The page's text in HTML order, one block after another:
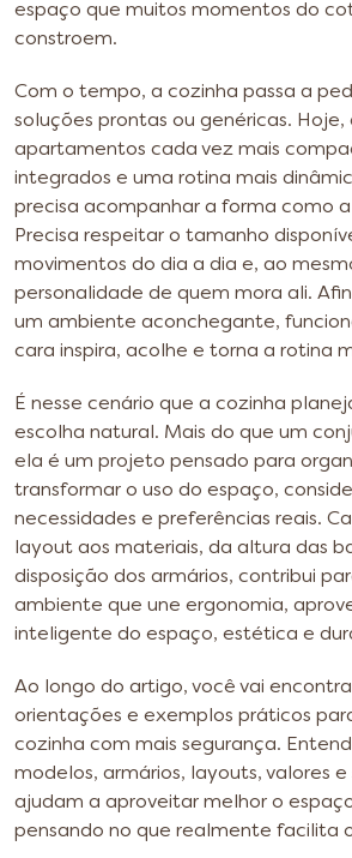
espaço que muitos momentos do
constroem.
Com o tempo, a cozinha passa a
soluções prontas ou genéricas. Hoje,
apartamentos cada vez mais
integrados e uma rotina mais
precisa acompanhar a forma como a
Precisa respeitar o tamanho
movimentos do dia a dia e, ao
personalidade de quem mora ali.
um ambiente aconchegante,
cara inspira, acolhe e torna a rotina
É nesse cenário que a cozinha
escolha natural. Mais do que um
ela é um projeto pensado para
transformar o uso do espaço,
necessidades e preferências reais.
layout aos materiais, da altura das
disposição dos armários, contribui
ambiente que une ergonomia,
inteligente do espaço, estética e
Ao longo do artigo, você vai
orientações e exemplos práticos
cozinha com mais segurança.
modelos, armários, layouts, valores e
ajudam a aproveitar melhor o
pensando no que realmente facilita